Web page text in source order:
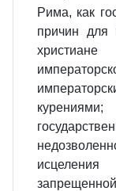
Рима, как
причин для